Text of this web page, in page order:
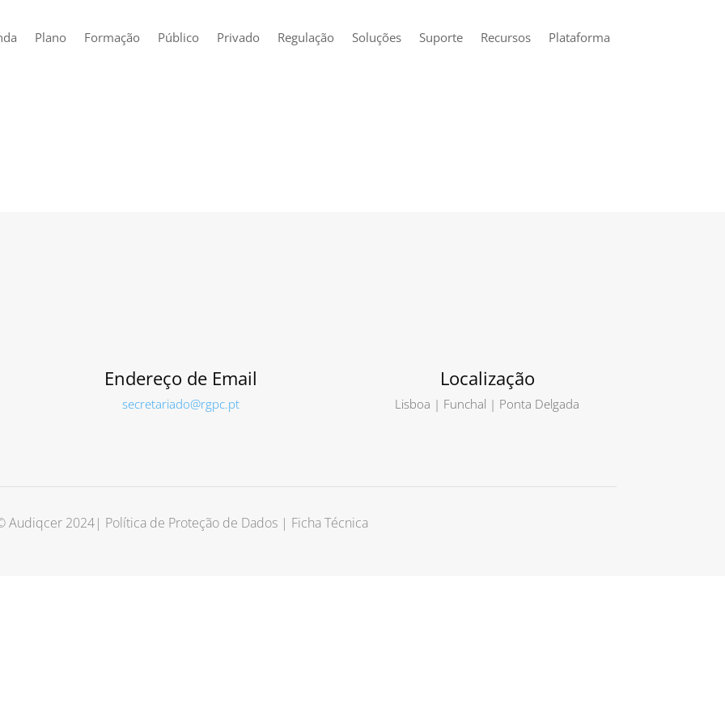
Plano Formação Público Privado Regulação Soluções Suporte Recursos Plataforma
Endereço de Email
secretariado@rgpc.pt
Localização
Lisboa | Funchal | Ponta Delgada
Audiqcer 2024| Política de Proteção de Dados | Ficha Técnica